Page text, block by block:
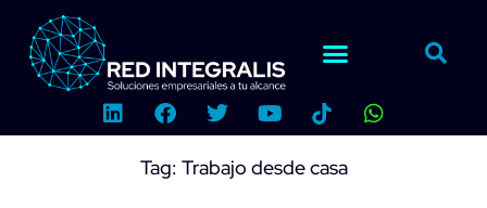
contenido
L
i
n
F
a
c
e
b
T
w
i
t
Y
o
u
t
W
h
a
Tag: Trabajo desde casa